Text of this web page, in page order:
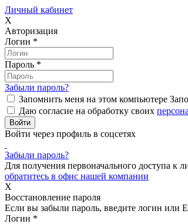
Личный кабинет
X
Авторизация
Логин *
Пароль *
Забыли пароль?
Запомнить меня на этом компьютере
Даю согласие на обработку своих
Войти через профиль в соцсетях
Забыли пароль?
Для получения первоначального доступа к
обратитесь в офис нашей компании
X
Восстановление пароля
Если вы забыли пароль, введите логин или
Логин *